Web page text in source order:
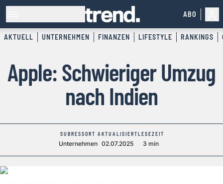
ABO
AKTUELL UNTERNEHMEN FINANZEN LIFESTYLE RANKINGS
Apple: Schwieriger Umzug
nach Indien
SUBRESSORT
Unternehmen
AKTUALISIERT
02.07.2025
LESEZEIT
3 min